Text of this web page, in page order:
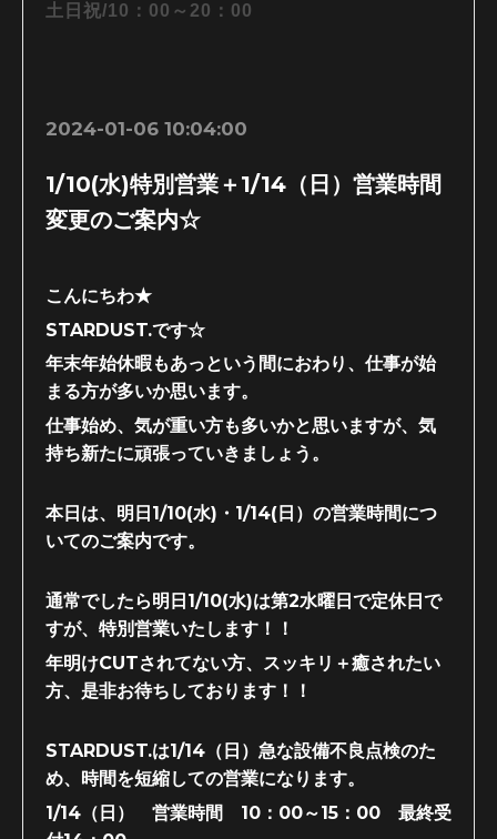
土日祝/10：00～20：00
2024-01-06 10:04:00
1/10(水)特別営業＋1/14（日）営業時間
変更のご案内☆
こんにちわ★
STARDUST.です☆
年末年始休暇もあっという間におわり、仕事が始
まる方が多いか思います。
仕事始め、気が重い方も多いかと思いますが、気
持ち新たに頑張っていきましょう。
本日は、明日1/10(水)・1/14(日）の営業時間につ
いてのご案内です。
通常でしたら明日1/10(水)は第2水曜日で定休日で
すが、特別営業いたします！！
年明けCUTされてない方、スッキリ＋癒されたい
方、是非お待ちしております！！
STARDUST.は1/14（日）急な設備不良点検のた
め、時間を短縮しての営業になります。
1/14（日） 営業時間 10：00～15：00 最終受